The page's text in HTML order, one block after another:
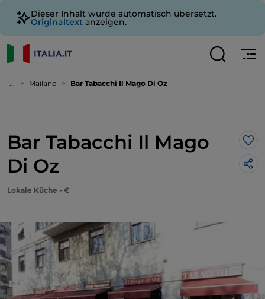
Dieser Inhalt wurde automatisch übersetzt.
Originaltext anzeigen.
... Mailand Bar Tabacchi Il Mago Di Oz
Bar Tabacchi Il Mago
Di Oz
Lokale Küche - €